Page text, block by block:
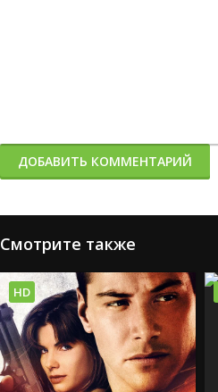
ДОБАВИТЬ КОММЕНТАРИЙ
Смотрите также
HD